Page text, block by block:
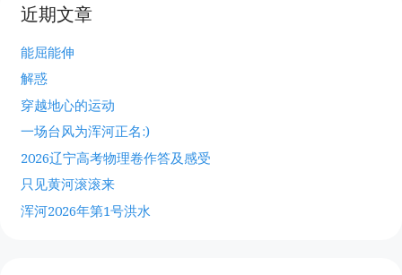
近期文章
能屈能伸
解惑
穿越地心的运动
一场台风为浑河正名:)
2026辽宁高考物理卷作答及感受
只见黄河滚滚来
浑河2026年第1号洪水